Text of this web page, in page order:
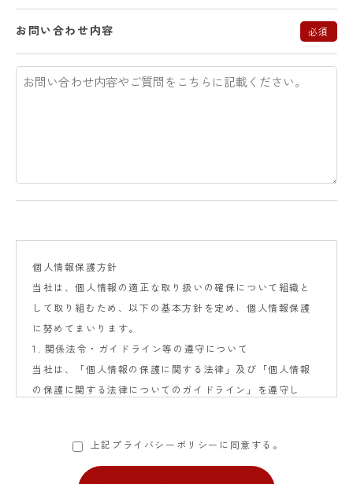
お問い合わせ内容 必須
個人情報保護方針
当社は、個人情報の適正な取り扱いの確保について組織と
して取り組むため、以下の基本方針を定め、個人情報保護
に努めてまいります。
1. 関係法令・ガイドライン等の遵守について
当社は、「個人情報の保護に関する法律」及び「個人情報
の保護に関する法律についてのガイドライン」を遵守し
2. 個人情報の利用目的について
上記プライバシーポリシーに同意する。